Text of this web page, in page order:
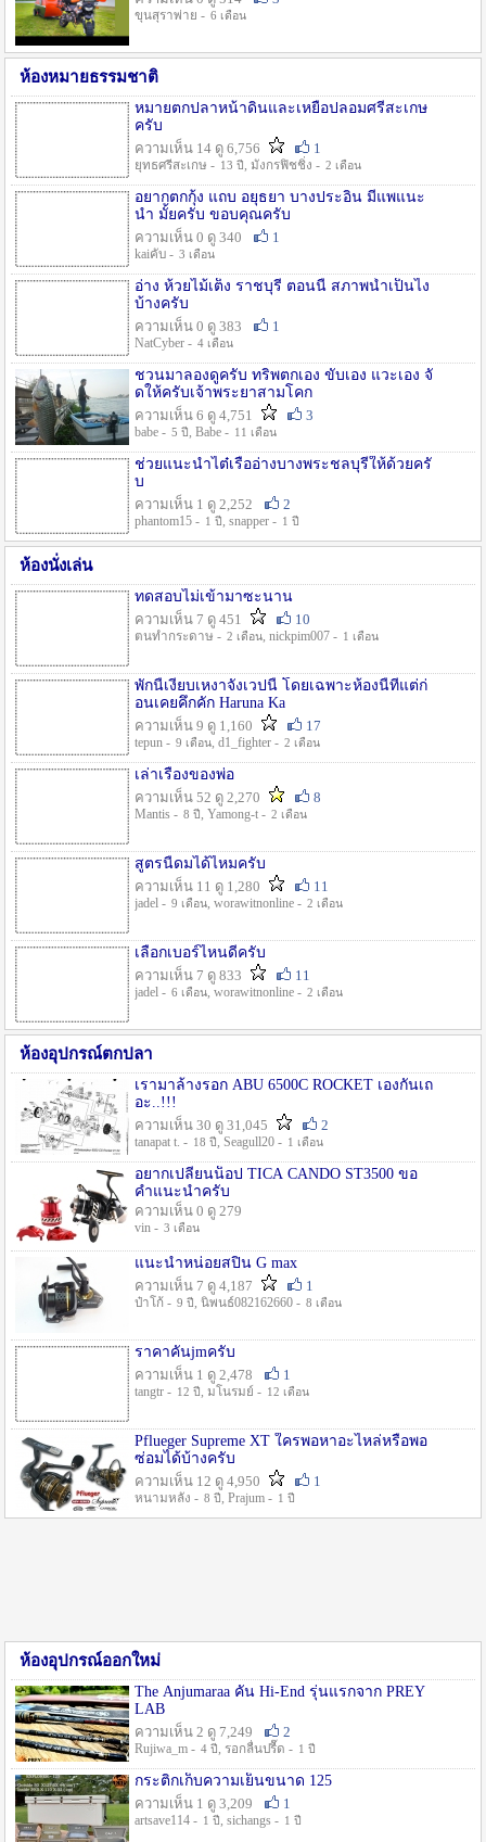
ขุนสุราพ่าย - 6 เดือน
ห้องหมายธรรมชาติ
หมายตกปลาหน้าดินและเหยื่อปลอมศรีสะเกษ
ครับ
ความเห็น 14 ดู 6,756
1
ยุทธศรีสะเกษ - 13 ปี , มังกรฟิชชิ่ง - 2 เดือน
อยากตกกุ้ง แถบ อยุธยา บางประอิน มีแพแนะ
นำ มั้ยครับ ขอบคุณครับ
ความเห็น 0 ดู 340
1
kaiคับ - 3 เดือน
อ่าง ห้วยไม้เต็ง ราชบุรี ตอนนี้ สภาพน้ำเป็นไง
บ้างครับ
ความเห็น 0 ดู 383
1
NatCyber - 4 เดือน
ชวนมาลองดูครับ ทริพตกเอง ขับเอง แวะเอง จั
ดให้ครับเจ้าพระยาสามโคก
ความเห็น 6 ดู 4,751
3
babe - 5 ปี , Babe - 11 เดือน
ช่วยแนะนำไต๋เรืออ่างบางพระชลบุรีให้ด้วยครั
บ
ความเห็น 1 ดู 2,252
2
phantom15 - 1 ปี , snapper - 1 ปี
ห้องนั่งเล่น
ทดสอบไม่เข้ามาซะนาน
ความเห็น 7 ดู 451
10
ตนทำกระดาษ - 2 เดือน, nickpim007 - 1 เดือน
พักนี้เงียบเหงาจังเวปนี้ โดยเฉพาะห้องนี้ที่แต่ก่
อนเคยคึกคัก Haruna Ka
ความเห็น 9 ดู 1,160
17
tepun - 9 เดือน, d1_fighter - 2 เดือน
เล่าเรื่องของพ่อ
ความเห็น 52 ดู 2,270
8
Mantis - 8 ปี , Yamong-t - 2 เดือน
สูตรนี้ดมได้ไหมครับ
ความเห็น 11 ดู 1,280
11
jadel - 9 เดือน, worawitnonline - 2 เดือน
เลือกเบอร์ไหนดีครับ
ความเห็น 7 ดู 833
11
jadel - 6 เดือน, worawitnonline - 2 เดือน
ห้องอุปกรณ์ตกปลา
เรามาล้างรอก ABU 6500C ROCKET เองกันเถ
อะ..!!!
ความเห็น 30 ดู 31,045
2
tanapat t. - 18 ปี , Seagull20 - 1 เดือน
อยากเปลี่ยนน็อป TICA CANDO ST3500 ขอ
คำแนะนำครับ
ความเห็น 0 ดู 279
vin - 3 เดือน
แนะนำหน่อยสปิน G max
ความเห็น 7 ดู 4,187
1
ป๋าโก้ - 9 ปี , นิพนธ์082162660 - 8 เดือน
ราคาคันjmครับ
ความเห็น 1 ดู 2,478
1
tangtr - 12 ปี , มโนรมย์ - 12 เดือน
Pflueger Supreme XT ใครพอหาอะไหล่หรือพอ
ซ่อมได้บ้างครับ
ความเห็น 12 ดู 4,950
1
หนามหลัง - 8 ปี , Prajum - 1 ปี
ห้องอุปกรณ์ออกใหม่
The Anjumaraa คัน Hi-End รุ่นแรกจาก PREY
LAB
ความเห็น 2 ดู 7,249
2
Rujiwa_m - 4 ปี , รอกลื่นปรื๊ด - 1 ปี
กระติกเก็บความเย็นขนาด 125
ความเห็น 1 ดู 3,209
1
artsave114 - 1 ปี , sichangs - 1 ปี